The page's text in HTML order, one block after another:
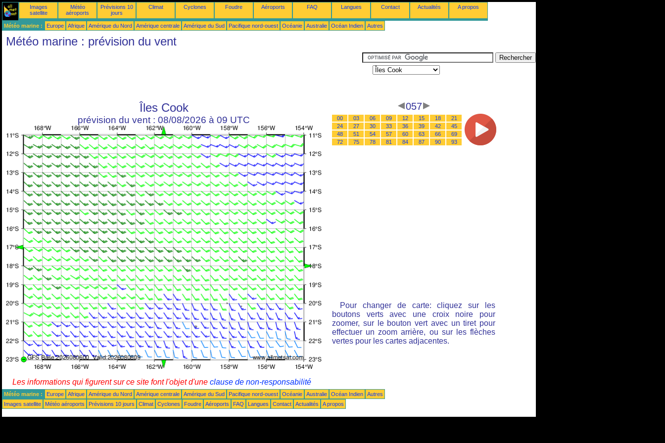
Images
satellite
Météo
aéroports
Prévisions 10
jours
Climat Cyclones Foudre Aéroports FAQ Langues Contact Actualités A propos
Météo marine : Europe Afrique Amérique du Nord Amérique centrale Amérique du Sud Pacifique nord-ouest Océanie Australie Océan Indien Autres
Météo marine : prévision du vent
Îles Cook
prévision du vent : 08/08/2026 à 09 UTC
057
00 03 06 09 12 15 18
21
24
27 30 33 36 39 42
45
48
51 54 57 60 63 66
69
72
75 78 81 84 87 90 93
Pour changer de carte: cliquez sur les
boutons verts avec une croix noire pour
zoomer, sur le bouton vert avec un tiret pour
effectuer un zoom arrière, ou sur les flèches
vertes pour les cartes adjacentes.
Les informations qui figurent sur ce site font l'objet d'une clause de non-responsabilité
Météo marine : Europe Afrique Amérique du Nord Amérique centrale Amérique du Sud Pacifique nord-ouest Océanie Australie Océan Indien
Autres
Images satellite
Météo aéroports Prévisions 10 jours Climat Cyclones Foudre Aéroports FAQ Langues Contact Actualités A propos